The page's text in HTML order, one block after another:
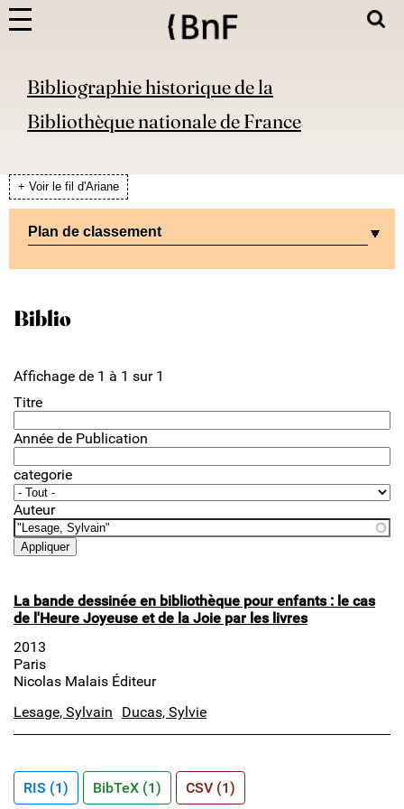
Bibliographie historique de la
Bibliothèque nationale de France
+ Voir le fil d'Ariane
Plan de classement
Biblio
Affichage de 1 à 1 sur 1
Titre
Année de Publication
categorie
Auteur
La bande dessinée en bibliothèque pour enfants : le cas
de l'Heure Joyeuse et de la Joie par les livres
2013
Paris
Nicolas Malais Éditeur
Lesage, Sylvain
Ducas, Sylvie
RIS (1) BibTeX (1) CSV (1)